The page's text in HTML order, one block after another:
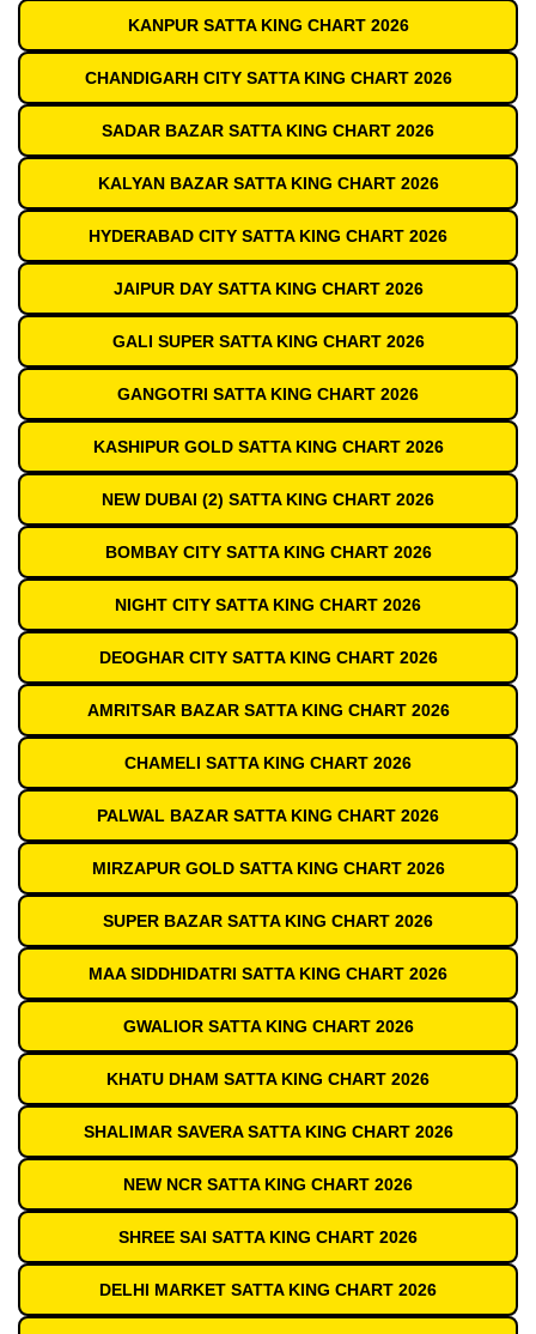
KANPUR SATTA KING CHART 2026
CHANDIGARH CITY SATTA KING CHART 2026
SADAR BAZAR SATTA KING CHART 2026
KALYAN BAZAR SATTA KING CHART 2026
HYDERABAD CITY SATTA KING CHART 2026
JAIPUR DAY SATTA KING CHART 2026
GALI SUPER SATTA KING CHART 2026
GANGOTRI SATTA KING CHART 2026
KASHIPUR GOLD SATTA KING CHART 2026
NEW DUBAI (2) SATTA KING CHART 2026
BOMBAY CITY SATTA KING CHART 2026
NIGHT CITY SATTA KING CHART 2026
DEOGHAR CITY SATTA KING CHART 2026
AMRITSAR BAZAR SATTA KING CHART 2026
CHAMELI SATTA KING CHART 2026
PALWAL BAZAR SATTA KING CHART 2026
MIRZAPUR GOLD SATTA KING CHART 2026
SUPER BAZAR SATTA KING CHART 2026
MAA SIDDHIDATRI SATTA KING CHART 2026
GWALIOR SATTA KING CHART 2026
KHATU DHAM SATTA KING CHART 2026
SHALIMAR SAVERA SATTA KING CHART 2026
NEW NCR SATTA KING CHART 2026
SHREE SAI SATTA KING CHART 2026
DELHI MARKET SATTA KING CHART 2026